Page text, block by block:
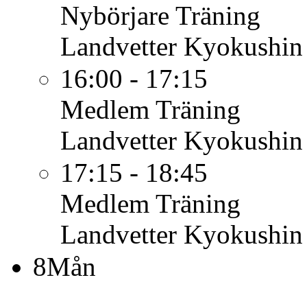
Nybörjare Träning
Landvetter
16:00 - 17:15
Medlem Träning
Landvetter
17:15 - 18:45
Medlem Träning
Landvetter
8Mån